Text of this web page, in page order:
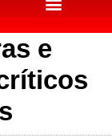
e